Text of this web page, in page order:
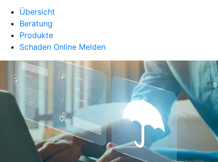
Übersicht
Beratung
Produkte
Schaden Online Melden